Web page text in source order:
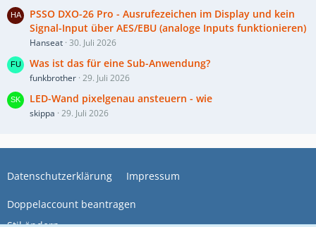
PSSO DXO-26 Pro - Ausrufezeichen im Display und kein
Signal-Input über AES/EBU (analoge Inputs funktionieren)
Hanseat 30. Juli 2026
Was ist das für eine Sub-Anwendung?
funkbrother 29. Juli 2026
LED-Wand pixelgenau ansteuern - wie
skippa 29. Juli 2026
Datenschutzerklärung Impressum
Doppelaccount beantragen